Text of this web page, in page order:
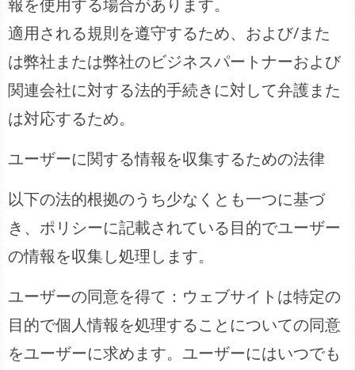
報を使用する場合があります。
適用される規則を遵守するため、および/また
は弊社または弊社のビジネスパートナーおよび
関連会社に対する法的手続きに対して弁護また
は対応するため。
ユーザーに関する情報を収集するための法律
以下の法的根拠のうち少なくとも一つに基づ
き、ポリシーに記載されている目的でユーザー
の情報を収集し処理します。
ユーザーの同意を得て：ウェブサイトは特定の
目的で個人情報を処理することについての同意
をユーザーに求めます。ユーザーにはいつでも